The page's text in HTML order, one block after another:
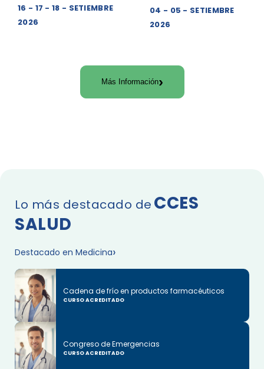
16 - 17 - 18 - SETIEMBRE
2026
04 - 05 - SETIEMBRE
2026
Más Información
Lo más destacado de CCES
SALUD
Destacado en Medicina
Cadena de frío en productos farmacéuticos
CURSO ACREDITADO
Congreso de Emergencias
CURSO ACREDITADO